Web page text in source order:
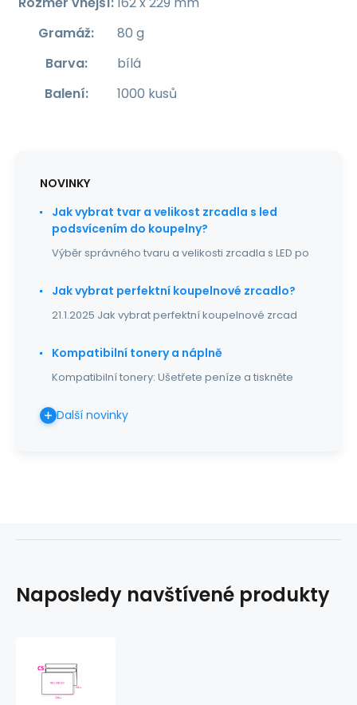
Gramáž:
80 g
Barva:
bílá
Balení: 1000 kusů
NOVINKY
Jak vybrat tvar a velikost zrcadla s led
podsvícením do koupelny?
Výběr správného tvaru a velikosti zrcadla s LED po
Jak vybrat perfektní koupelnové zrcadlo?
21.1.2025 Jak vybrat perfektní koupelnové zrcad
Kompatibilní tonery a náplně
Kompatibilní tonery: Ušetřete peníze a tiskněte
Další novinky
Naposledy navštívené produkty